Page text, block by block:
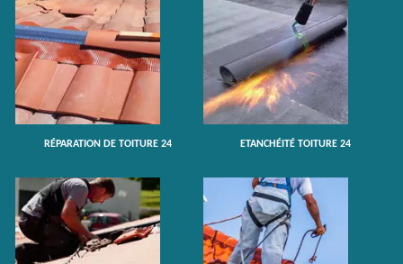
RÉPARATION DE TOITURE 24 ETANCHÉITÉ TOITURE 24